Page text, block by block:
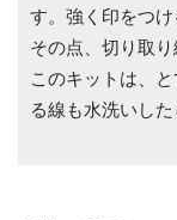
す。強く印をつけ
その点、切り取
このキットは、
る線も水洗いし